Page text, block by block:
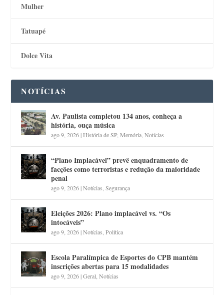
Mulher
Tatuapé
Dolce Vita
NOTÍCIAS
Av. Paulista completou 134 anos, conheça a
história, ouça música
ago 9, 2026|História de SP,Memória ,Notícias
“Plano Implacável” prevê enquadramento de
facções como terroristas e redução da maioridade
penal
ago 9, 2026|Notícias ,Segurança
Eleições 2026: Plano implacável vs. “Os
intocáveis”
ago 9, 2026|Notícias ,Política
Escola Paralímpica de Esportes do CPB mantém
inscrições abertas para 15 modalidades
ago 9, 2026|Geral ,Notícias